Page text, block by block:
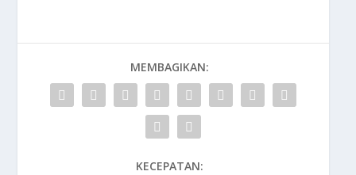
MEMBAGIKAN:
KECEPATAN: